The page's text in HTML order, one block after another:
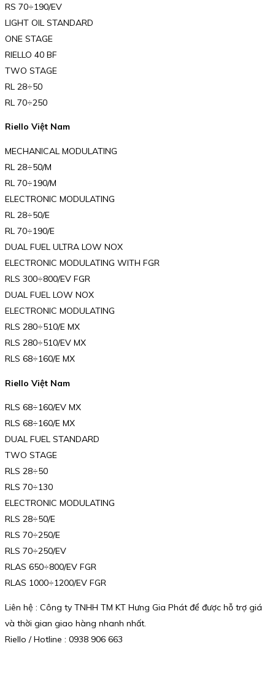
RS 70÷190/EV
LIGHT OIL STANDARD
ONE STAGE
RIELLO 40 BF
TWO STAGE
RL 28÷50
RL 70÷250
Riello Việt Nam
MECHANICAL MODULATING
RL 28÷50/M
RL 70÷190/M
ELECTRONIC MODULATING
RL 28÷50/E
RL 70÷190/E
DUAL FUEL ULTRA LOW NOX
ELECTRONIC MODULATING WITH FGR
RLS 300÷800/EV FGR
DUAL FUEL LOW NOX
ELECTRONIC MODULATING
RLS 280÷510/E MX
RLS 280÷510/EV MX
RLS 68÷160/E MX
Riello Việt Nam
RLS 68÷160/EV MX
RLS 68÷160/E MX
DUAL FUEL STANDARD
TWO STAGE
RLS 28÷50
RLS 70÷130
ELECTRONIC MODULATING
RLS 28÷50/E
RLS 70÷250/E
RLS 70÷250/EV
RLAS 650÷800/EV FGR
RLAS 1000÷1200/EV FGR
Liên hệ : Công ty TNHH TM KT Hưng Gia Phát để được hỗ trợ giá
và thời gian giao hàng nhanh nhất.
Riello / Hotline : 0938 906 663